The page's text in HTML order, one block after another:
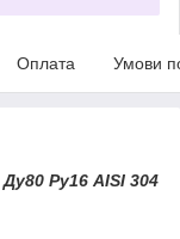
Оплата Умови
Ру16 AISI 304